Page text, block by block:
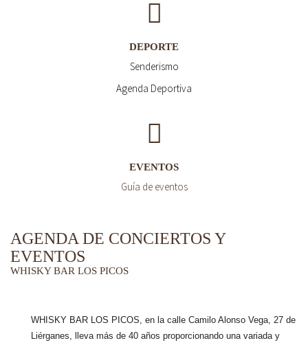
DEPORTE
Senderismo
Agenda Deportiva
EVENTOS
Guía de eventos
AGENDA DE CONCIERTOS Y
EVENTOS
WHISKY BAR LOS PICOS
WHISKY BAR LOS PICOS, en la calle Camilo Alonso Vega, 27 de
Liérganes, lleva más de 40 años proporcionando una variada y